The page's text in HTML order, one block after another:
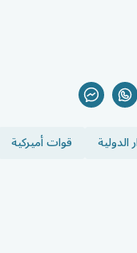
الدولية قوات أميركية